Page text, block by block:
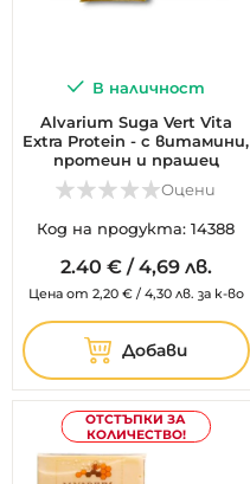
В наличност
Alvarium Suga Vert Vita
Extra Protein - с витамини,
протеин и прашец
Оцени
Код на продукта: 14388
2.40 €/4,69 лв.
Цена от 2,20 €/ 4,30 лв. за к-во
Добави
ОТСТЪПКИ ЗА
КОЛИЧЕСТВО!